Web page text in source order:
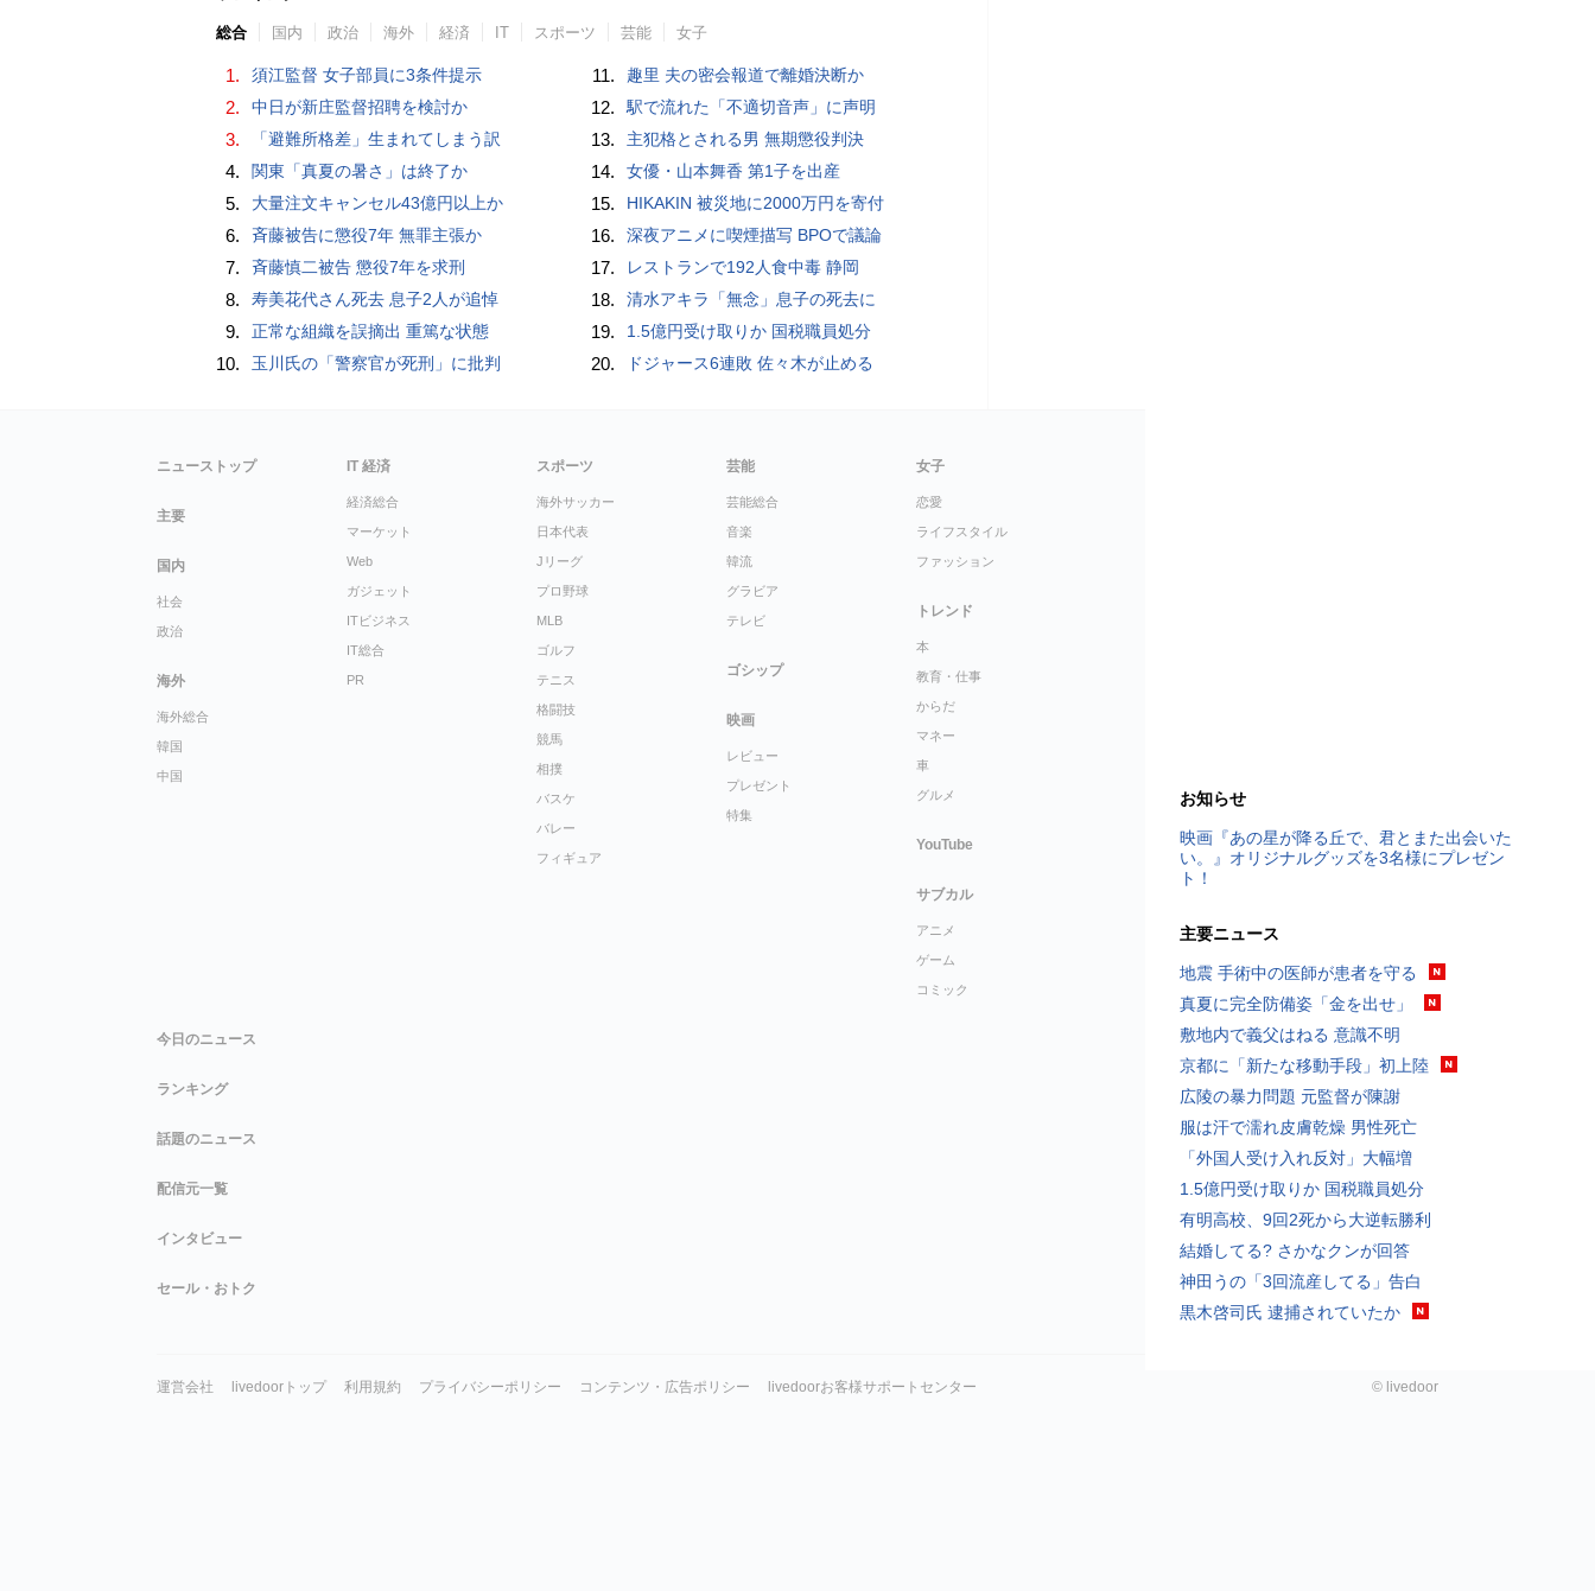
総合 国内 政治 海外 経済 IT スポーツ 芸能 女子
1. 須江監督 女子部員に3条件提示
2. 中日が新庄監督招聘を検討か
3. 「避難所格差」生まれてしまう訳
4. 関東「真夏の暑さ」は終了か
5. 大量注文キャンセル43億円以上か
6. 斉藤被告に懲役7年 無罪主張か
7. 斉藤慎二被告 懲役7年を求刑
8. 寿美花代さん死去 息子2人が追悼
9. 正常な組織を誤摘出 重篤な状態
10. 玉川氏の「警察官が死刑」に批判
11. 趣里 夫の密会報道で離婚決断か
12. 駅で流れた「不適切音声」に声明
13. 主犯格とされる男 無期懲役判決
14. 女優・山本舞香 第1子を出産
15. HIKAKIN 被災地に2000万円を寄付
16. 深夜アニメに喫煙描写 BPOで議論
17. レストランで192人食中毒 静岡
18. 清水アキラ「無念」息子の死去に
19. 1.5億円受け取りか 国税職員処分
20. ドジャース6連敗 佐々木が止める
お知らせ
映画『あの星が降る丘で、君とまた出会いた
い。』オリジナルグッズを3名様にプレゼン
ト！
主要ニュース
地震 手術中の医師が患者を守る
真夏に完全防備姿「金を出せ」
敷地内で義父はねる 意識不明
京都に「新たな移動手段」初上陸
広陵の暴力問題 元監督が陳謝
服は汗で濡れ皮膚乾燥 男性死亡
「外国人受け入れ反対」大幅増
1.5億円受け取りか 国税職員処分
有明高校、9回2死から大逆転勝利
結婚してる? さかなクンが回答
神田うの「3回流産してる」告白
黒木啓司氏 逮捕されていたか
ニューストップ
主要
国内
社会
政治
海外
海外総合
韓国
中国
IT 経済
経済総合
マーケット
Web
ガジェット
ITビジネス
IT総合
PR
スポーツ
海外サッカー
日本代表
Jリーグ
プロ野球
MLB
ゴルフ
テニス
格闘技
競馬
相撲
バスケ
バレー
フィギュア
芸能
芸能総合
音楽
韓流
グラビア
テレビ
ゴシップ
映画
レビュー
プレゼント
特集
女子
恋愛
ライフスタイル
ファッション
トレンド
本
教育・仕事
からだ
マネー
車
グルメ
YouTube
サブカル
アニメ
ゲーム
コミック
今日のニュース
ランキング
話題のニュース
配信元一覧
インタビュー
セール・おトク
運営会社 livedoorトップ 利用規約 プライバシーポリシー コンテンツ・広告ポリシー livedoorお客様サポートセンター © livedoor